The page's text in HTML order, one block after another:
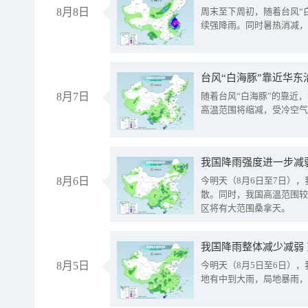
8月8日
周末至下周初，随着台风“
续强降雨。同时暑热消减
8月7日
台风“白海豚”靠近华
随着台风“白海豚”的靠近
高温范围将缩减，受冷空
8月6日
今明天（8月6日至7日）
散。同时，我国高温范围
区将有大范围桑拿天。
8月5日
我国降雨整体减少减弱
今明天（8月5日至6日）
地有中到大雨，局地暴雨